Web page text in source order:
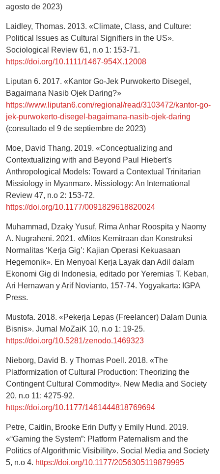
agosto de 2023)
Laidley, Thomas. 2013. «Climate, Class, and Culture:
Political Issues as Cultural Signifiers in the US».
Sociological Review 61, n.o 1: 153-71.
https://doi.org/10.1111/1467-954X.12008
Liputan 6. 2017. «Kantor Go-Jek Purwokerto Disegel,
Bagaimana Nasib Ojek Daring?»
https://www.liputan6.com/regional/read/3103472/kantor-go-
jek-purwokerto-disegel-bagaimana-nasib-ojek-daring
(consultado el 9 de septiembre de 2023)
Moe, David Thang. 2019. «Conceptualizing and
Contextualizing with and Beyond Paul Hiebert's
Anthropological Models: Toward a Contextual Trinitarian
Missiology in Myanmar». Missiology: An International
Review 47, n.o 2: 153-72.
https://doi.org/10.1177/0091829618820024
Muhammad, Dzaky Yusuf, Rima Anhar Roospita y Naomy
A. Nugraheni. 2021. «Mitos Kemitraan dan Konstruksi
Normalitas ‘Kerja Gig’: Kajian Operasi Kekuasaan
Hegemonik». En Menyoal Kerja Layak dan Adil dalam
Ekonomi Gig di Indonesia, editado por Yeremias T. Keban,
Ari Hernawan y Arif Novianto, 157-74. Yogyakarta: IGPA
Press.
Mustofa. 2018. «Pekerja Lepas (Freelancer) Dalam Dunia
Bisnis». Jurnal MoZaiK 10, n.o 1: 19-25.
https://doi.org/10.5281/zenodo.1469323
Nieborg, David B. y Thomas Poell. 2018. «The
Platformization of Cultural Production: Theorizing the
Contingent Cultural Commodity». New Media and Society
20, n.o 11: 4275-92.
https://doi.org/10.1177/1461444818769694
Petre, Caitlin, Brooke Erin Duffy y Emily Hund. 2019.
«“Gaming the System”: Platform Paternalism and the
Politics of Algorithmic Visibility». Social Media and Society
5, n.o 4. https://doi.org/10.1177/2056305119879995